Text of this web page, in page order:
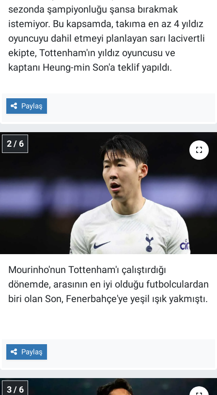
sezonda şampiyonluğu şansa bırakmak
istemiyor. Bu kapsamda, takıma en az 4 yıldız
oyuncuyu dahil etmeyi planlayan sarı lacivertli
ekipte, Tottenham'ın yıldız oyuncusu ve
kaptanı Heung-min Son'a teklif yapıldı.
Paylaş
2 / 6
Mourinho'nun Tottenham'ı çalıştırdığı
dönemde, arasının en iyi olduğu futbolculardan
biri olan Son, Fenerbahçe'ye yeşil ışık yakmıştı.
Paylaş
3 / 6
Popüler
Programlar
Sağlık
Teknoloji
Türkiye'nin Gündemi
Yerel Gündem
Yerel Yaşam